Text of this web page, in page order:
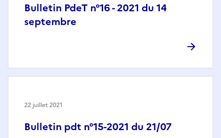
Bulletin PdeT n°16 - 2021 du 14
septembre
Bulletin pdt n°15-2021 du 21/07
22 juillet 2021